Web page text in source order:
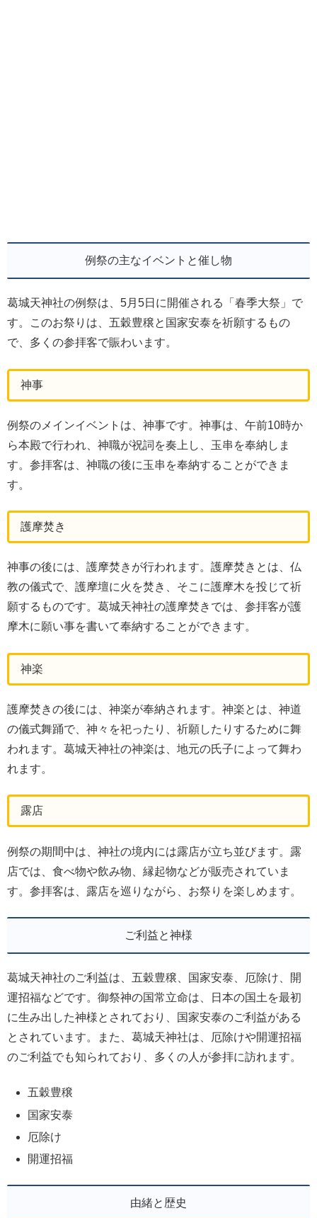
例祭の主なイベントと催し物
葛城天神社の例祭は、5月5日に開催される「春季大祭」で
す。このお祭りは、五穀豊穣と国家安泰を祈願するもの
で、多くの参拝客で賑わいます。
神事
例祭のメインイベントは、神事です。神事は、午前10時か
ら本殿で行われ、神職が祝詞を奏上し、玉串を奉納しま
す。参拝客は、神職の後に玉串を奉納することができま
す。
護摩焚き
神事の後には、護摩焚きが行われます。護摩焚きとは、仏
教の儀式で、護摩壇に火を焚き、そこに護摩木を投じて祈
願するものです。葛城天神社の護摩焚きでは、参拝客が護
摩木に願い事を書いて奉納することができます。
神楽
護摩焚きの後には、神楽が奉納されます。神楽とは、神道
の儀式舞踊で、神々を祀ったり、祈願したりするために舞
われます。葛城天神社の神楽は、地元の氏子によって舞わ
れます。
露店
例祭の期間中は、神社の境内には露店が立ち並びます。露
店では、食べ物や飲み物、縁起物などが販売されていま
す。参拝客は、露店を巡りながら、お祭りを楽しめます。
ご利益と神様
葛城天神社のご利益は、五穀豊穣、国家安泰、厄除け、開
運招福などです。御祭神の国常立命は、日本の国土を最初
に生み出した神様とされており、国家安泰のご利益がある
とされています。また、葛城天神社は、厄除けや開運招福
のご利益でも知られており、多くの人が参拝に訪れます。
五穀豊穣
国家安泰
厄除け
開運招福
由緒と歴史